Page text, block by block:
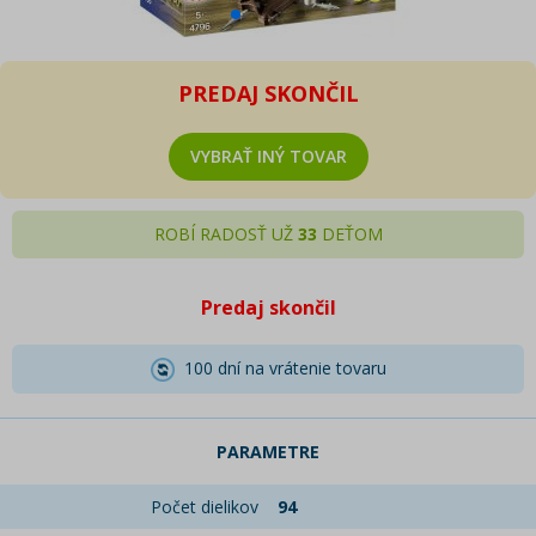
PREDAJ SKONČIL
VYBRAŤ INÝ TOVAR
ROBÍ RADOSŤ UŽ 33 DEŤOM
Predaj skončil
100 dní na vrátenie tovaru
PARAMETRE
Počet dielikov 94